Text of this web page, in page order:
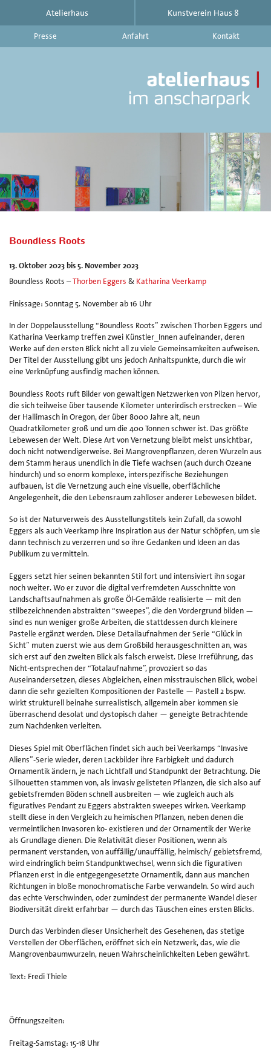
Atelierhaus Kunstverein Haus 8
Kontakt
Anfahrt
Presse
8
-
Boundless Roots
13. Oktober 2023 bis 5. November 2023
Boundless Roots –Thorben Eggers & Katharina Veerkamp
Finissage: Sonntag 5. November ab 16 Uhr
In der Doppelausstellung “Boundless Roots” zwischen Thorben Eggers und
Katharina Veerkamp treffen zwei Künstler_Innen aufeinander, deren
Werke auf den ersten Blick nicht all zu viele Gemeinsamkeiten aufweisen.
Der Titel der Ausstellung gibt uns jedoch Anhaltspunkte, durch die wir
eine Verknüpfung ausfindig machen können.
Boundless Roots ruft Bilder von gewaltigen Netzwerken von Pilzen hervor,
die sich teilweise über tausende Kilometer unterirdisch erstrecken – Wie
der Hallimasch in Oregon, der über 8000 Jahre alt, neun
Quadratkilometer groß und um die 400 Tonnen schwer ist. Das größte
Lebewesen der Welt. Diese Art von Vernetzung bleibt meist unsichtbar,
doch nicht notwendigerweise. Bei Mangrovenpflanzen, deren Wurzeln aus
dem Stamm heraus unendlich in die Tiefe wachsen (auch durch Ozeane
hindurch) und so enorm komplexe, interspezifische Beziehungen
aufbauen, ist die Vernetzung auch eine visuelle, oberflächliche
Angelegenheit, die den Lebensraum zahlloser anderer Lebewesen bildet.
So ist der Naturverweis des Ausstellungstitels kein Zufall, da sowohl
Eggers als auch Veerkamp ihre Inspiration aus der Natur schöpfen, um sie
dann technisch zu verzerren und so ihre Gedanken und Ideen an das
Publikum zu vermitteln.
Eggers setzt hier seinen bekannten Stil fort und intensiviert ihn sogar
noch weiter. Wo er zuvor die digital verfremdeten Ausschnitte von
Landschaftsaufnahmen als große Öl-Gemälde realisierte — mit den
stilbezeichnenden abstrakten “sweepes”, die den Vordergrund bilden —
sind es nun weniger große Arbeiten, die stattdessen durch kleinere
Pastelle ergänzt werden. Diese Detailaufnahmen der Serie “Glück in
Sicht” muten zuerst wie aus dem Großbild herausgeschnitten an, was
sich erst auf den zweiten Blick als falsch erweist. Diese Irreführung, das
Nicht-entsprechen der “Totalaufnahme”, provoziert so das
Auseinandersetzen, dieses Abgleichen, einen misstrauischen Blick, wobei
dann die sehr gezielten Kompositionen der Pastelle — Pastell 2 bspw.
wirkt strukturell beinahe surrealistisch, allgemein aber kommen sie
überraschend desolat und dystopisch daher — geneigte Betrachtende
zum Nachdenken verleiten.
Dieses Spiel mit Oberflächen findet sich auch bei Veerkamps “Invasive
Aliens”-Serie wieder, deren Lackbilder ihre Farbigkeit und dadurch
Ornamentik ändern, je nach Lichtfall und Standpunkt der Betrachtung. Die
Silhouetten stammen von, als invasiv gelisteten Pflanzen, die sich also auf
gebietsfremden Böden schnell ausbreiten — wie zugleich auch als
figuratives Pendant zu Eggers abstrakten sweepes wirken. Veerkamp
stellt diese in den Vergleich zu heimischen Pflanzen, neben denen die
vermeintlichen Invasoren ko- existieren und der Ornamentik der Werke
als Grundlage dienen. Die Relativität dieser Positionen, wenn als
permanent verstanden, von auffällig/unauffällig, heimisch/ gebietsfremd,
wird eindringlich beim Standpunktwechsel, wenn sich die figurativen
Pflanzen erst in die entgegengesetzte Ornamentik, dann aus manchen
Richtungen in bloße monochromatische Farbe verwandeln. So wird auch
das echte Verschwinden, oder zumindest der permanente Wandel dieser
Biodiversität direkt erfahrbar — durch das Täuschen eines ersten Blicks.
Durch das Verbinden dieser Unsicherheit des Gesehenen, das stetige
Verstellen der Oberflächen, eröffnet sich ein Netzwerk, das, wie die
Mangrovenbaumwurzeln, neuen Wahrscheinlichkeiten Leben gewährt.
Text: Fredi Thiele
Öffnungszeiten:
Freitag-Samstag: 15-18 Uhr